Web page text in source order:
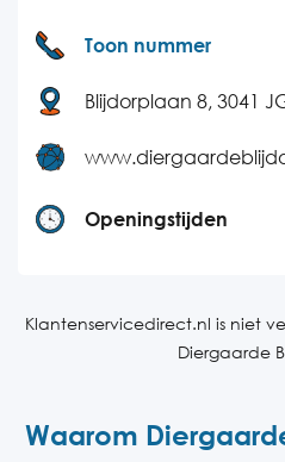
Toon nummer
Blijdorplaan 8, 3041
Openingstijden
Dinsdag
Vrijdag
Klantenservicedirect.nl is niet
Diergaarde
Waarom